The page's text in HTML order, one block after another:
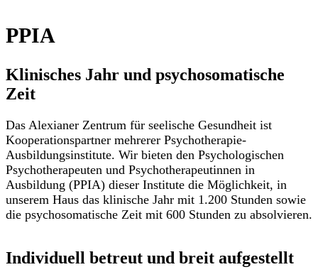
PPIA
Klinisches Jahr und psychosomatische
Zeit
Das Alexianer Zentrum für seelische Gesundheit ist
Kooperationspartner mehrerer Psychotherapie-
Ausbildungsinstitute. Wir bieten den Psychologischen
Psychotherapeuten und Psychotherapeutinnen in
Ausbildung (PPIA) dieser Institute die Möglichkeit, in
unserem Haus das klinische Jahr mit 1.200 Stunden sowie
die psychosomatische Zeit mit 600 Stunden zu absolvieren.
Individuell betreut und breit aufgestellt